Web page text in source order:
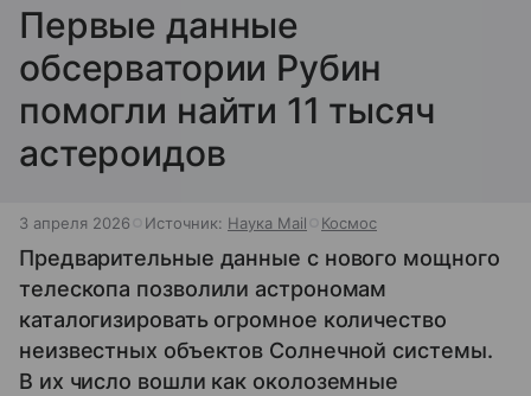
Первые данные
обсерватории Рубин
помогли найти 11 тысяч
астероидов
3 апреля 2026 Источник: Наука Mail Космос
Предварительные данные с нового мощного
телескопа позволили астрономам
каталогизировать огромное количество
неизвестных объектов Солнечной системы.
В их число вошли как околоземные